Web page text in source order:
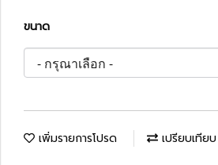
ขนาด
เพิ่มรายการโปรด เปรียบเทียบ